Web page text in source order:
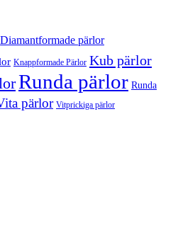
Diamantformade pärlor
Knappformade Pärlor Kub pärlor
Runda pärlor Runda
pärlor Vitprickiga pärlor